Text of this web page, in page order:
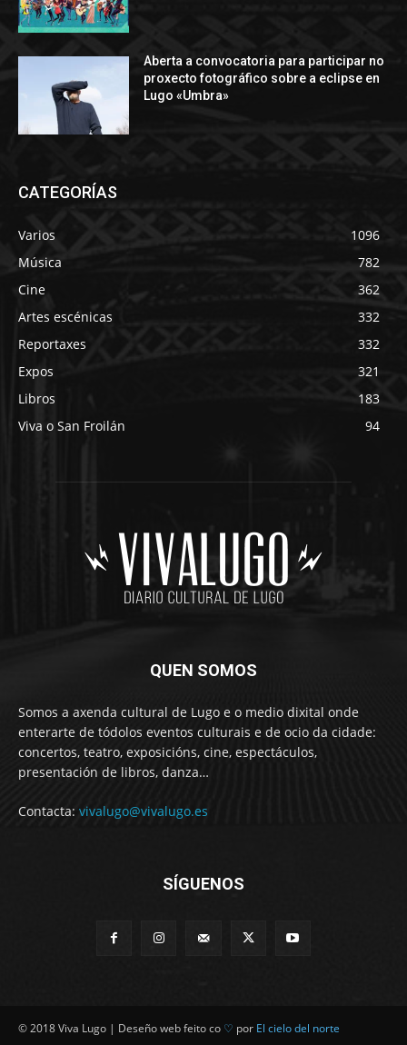
Aberta a convocatoria para participar no
proxecto fotográfico sobre a eclipse en
Lugo «Umbra»
CATEGORÍAS
Varios
1096
Música
782
Cine
362
Artes escénicas
332
Reportaxes
332
Expos
321
Libros
183
Viva o San Froilán
94
QUEN SOMOS
Somos a axenda cultural de Lugo e o medio dixital onde
enterarte de tódolos eventos culturais e de ocio da cidade:
concertos, teatro, exposicións, cine, espectáculos,
presentación de libros, danza…
Contacta: vivalugo@vivalugo.es
SÍGUENOS
© 2018 Viva Lugo | Deseño web feito co ♡ por El cielo del norte